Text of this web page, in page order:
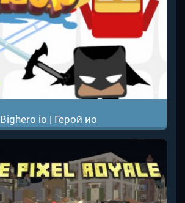
Bighero io | Герой ио